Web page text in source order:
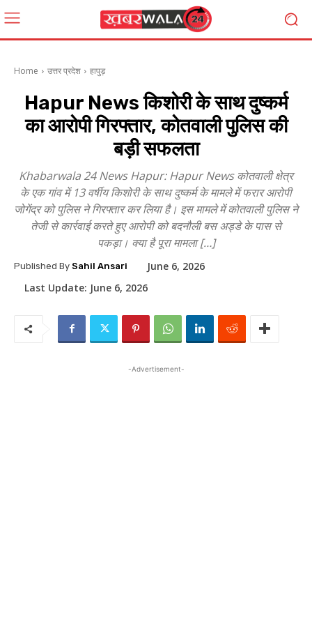
Home उत्तर प्रदेश हापुड़
Hapur News किशोरी के साथ दुष्कर्म
का आरोपी गिरफ्तार, कोतवाली पुलिस की
बड़ी सफलता
Khabarwala 24 News Hapur: Hapur News कोतवाली क्षेत्र
के एक गांव में 13 वर्षीय किशोरी के साथ दुष्कर्म के मामले में फरार आरोपी
जोगेंद्र को पुलिस ने गिरफ्तार कर लिया है। इस मामले में कोतवाली पुलिस ने
तेजी से कार्रवाई करते हुए आरोपी को बदनौली बस अड्डे के पास से
पकड़ा। क्या है पूरा मामला […]
Published By Sahil Ansari
June 6, 2026
Last Update: June 6, 2026
-Advertisement-